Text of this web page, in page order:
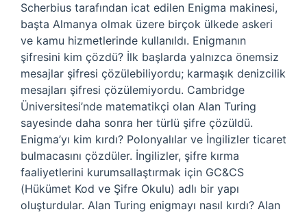
Scherbius tarafından icat edilen Enigma makinesi,
başta Almanya olmak üzere birçok ülkede askeri
ve kamu hizmetlerinde kullanıldı. Enigmanın
şifresini kim çözdü? İlk başlarda yalnızca önemsiz
mesajlar şifresi çözülebiliyordu; karmaşık denizcilik
mesajları şifresi çözülemiyordu. Cambridge
Üniversitesi’nde matematikçi olan Alan Turing
sayesinde daha sonra her türlü şifre çözüldü.
Enigma’yı kim kırdı? Polonyalılar ve İngilizler ticaret
bulmacasını çözdüler. İngilizler, şifre kırma
faaliyetlerini kurumsallaştırmak için GC&CS
(Hükümet Kod ve Şifre Okulu) adlı bir yapı
oluşturdular. Alan Turing enigmayı nasıl kırdı? Alan